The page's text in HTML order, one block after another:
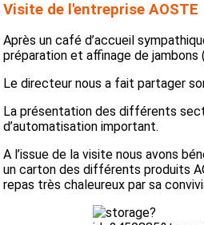
Visite de l'entreprise AOSTE
Après un café d’accueil
préparation et affinage de
Le directeur nous a fait partager
La présentation des différents
d’automatisation important.
A l’issue de la visite nous avons
un carton des différents produits
repas très chaleureux par sa